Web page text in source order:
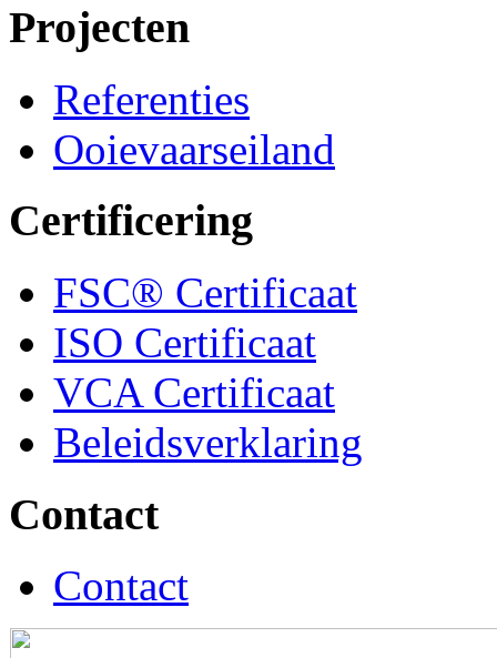
Projecten
Referenties
Ooievaarseiland
Certificering
FSC® Certificaat
ISO Certificaat
VCA Certificaat
Beleidsverklaring
Contact
Contact